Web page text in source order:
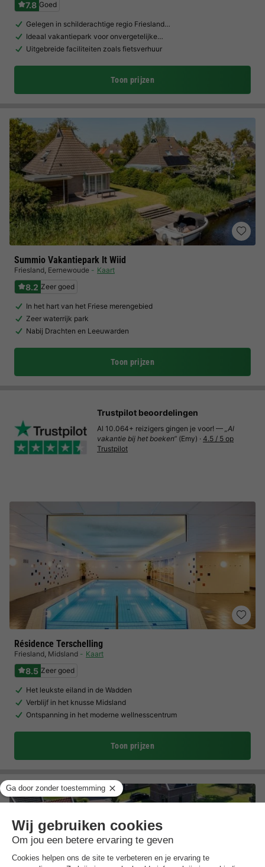
7.8 Goed
Gelegen in schilderachtige regio Friesland…
Ideaal vakantiepark voor onvergetelijke…
Uitgebreide faciliteiten zoals fietsverhuur
Toon prijzen
Summio Vakantiepark It Wiid
Friesland, Eernewoude Kaart
8.2 Zeer goed
In het hart van het Friese merengebied
Zeer waterrijk park
Nabij Drachten en Leeuwarden
Toon prijzen
Résidence Terschelling
Friesland, Midsland Kaart
8.5 Zeer goed
Het leukste eiland in de Wadden
Verblijf in het knusse Midsland
Ontspanning in het moderne wellnesscentrum
Toon prijzen
Trustpilot beoordelingen
Al 10.064+ reizigers gingen je voor! — „Al
vakantie bij het boeken“ (Emy) · 4.5 / 5 op
Trustpilot